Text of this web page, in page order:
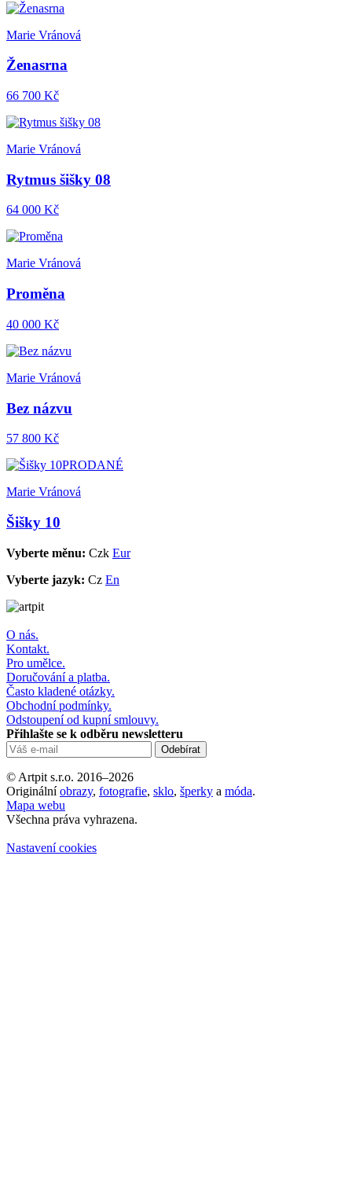
Marie Vránová
Ženasrna
66 700 Kč
Marie Vránová
Rytmus šišky 08
64 000 Kč
Marie Vránová
Proměna
40 000 Kč
Marie Vránová
Bez názvu
57 800 Kč
PRODANÉ
Marie Vránová
Šišky 10
Vyberte měnu: Czk Eur
Vyberte jazyk: Cz En
O nás.
Kontakt.
Pro umělce.
Doručování a platba.
Často kladené otázky.
Obchodní podmínky.
Odstoupení od kupní smlouvy.
Přihlašte se k odběru newsletteru
© Artpit s.r.o. 2016–2026
Originálníobrazy, fotografie, sklo, šperky a móda.
Mapa webu
Všechna práva vyhrazena.
Nastavení cookies